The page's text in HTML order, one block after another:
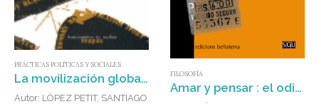
PRÁCTICAS POLÍTICAS Y SOCIALES
La movilización global : breve tratado para atacar la realidad
Autor: LÓPEZ PETIT, SANTIAGO
FILOSOFÍA
Amar y pensar : el odio de querer vivir